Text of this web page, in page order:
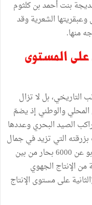
بنت أحمد بن كلثوم
الشعرية وقد
منها.
على المستوى
التاريخي، بل لا تزال
المحلي والوطني إذ يضمّ
من مراكب الصيد البحري وعددها
بزرقته التي تزيد في جمال
المدينة وسحرها بل يمثّل مصدر رزق لما يربو عن 6000 بحار من بين
المهدية يوفّرون 70 بالمائة من الإنتاج الجهوي
طن سنويا (الثانية على مستوى الإنتاج